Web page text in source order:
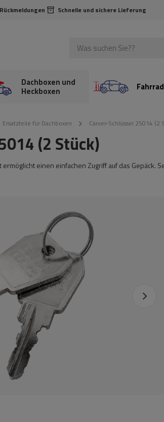
Schnelle und sichere Lieferung
Dachboxen und
Heckboxen
Ersatzteile für Dachboxen Carver-Schlüssel 25014 (2
(2 Stück)
ermöglicht einen einfachen Zugriff auf das